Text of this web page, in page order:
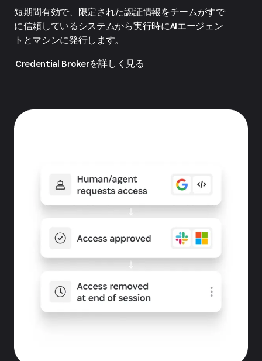
短期間有効で、限定された認証情報をチームがすで
に信頼しているシステムから実行時にAIエージェン
トとマシンに発行します。
Credential Brokerを詳しく見る